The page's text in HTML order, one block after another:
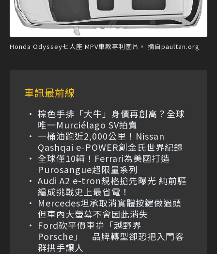
Honda Odyssey七人座 MPV車款專利圖片。 摘自paultan.org
車訊最前線
棕色手排「大牛」身價再創高？全球
唯一Murciélago SV拍賣
一桶油跑近2,000公里！Nissan
Qashqai e-POWER創金氏世界紀錄
全球僅10輛！Ferrari為美國打造
Purosangue超限量系列
Audi A2 e-tron規格搶先曝光 純前驅
編成挑戰史上最省電！
Mercedes坦承取消實體按鍵做過頭
但車內大螢幕不會因此消失
Ford砍平價車拚「越野界
Porsche」 品牌轉型卻恐把入門客
群拱手讓人